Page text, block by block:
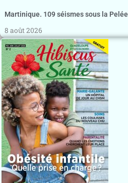
Martinique. 109 séismes sous la Pelée
8 août 2026